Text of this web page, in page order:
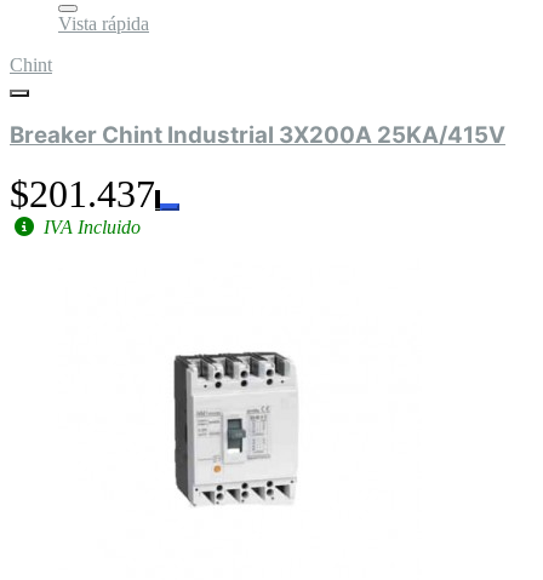
Vista rápida
Chint
Breaker Chint Industrial 3X200A 25KA/415V
$201.437
IVA Incluido